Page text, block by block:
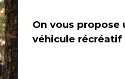
On vous propose
véhicule récréatif